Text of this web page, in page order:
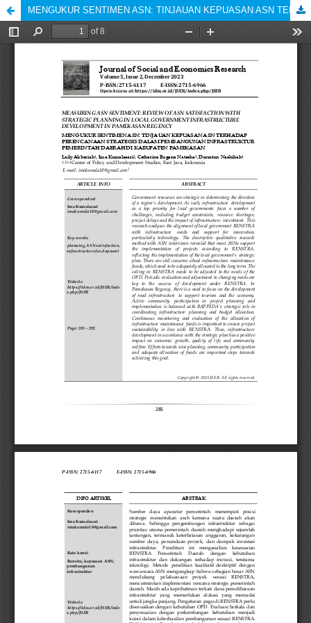
MENGUKUR SENTIMEN ASN: TINJAUAN KEPUASAN ASN TERHADAP PERENCANAAN STRATEGIS DALAM PEMBANGUNAN INFRASTRUKTUR PEMERINTAH DAERAH DI KABUPATEN PAMEKASAN